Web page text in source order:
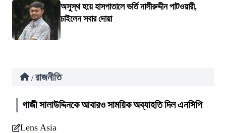
অসুস্থ হয়ে হাসপাতালে ভর্তি নাসীরুদ্দীন পাটওয়ারী,
চাইলেন সবার দোয়া
/ রাজনীতি
গাজী সালাউদ্দিনকে আবারও সাময়িক অব্যাহতি দিল এনসিপি
Lens Asia